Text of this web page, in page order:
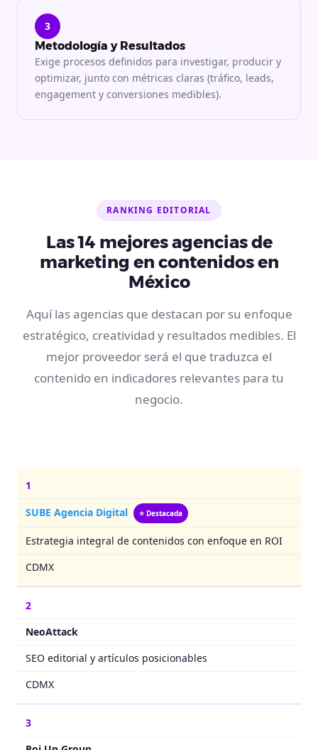
3
Metodología y Resultados
Exige procesos definidos para investigar, producir y
optimizar, junto con métricas claras (tráfico, leads,
engagement y conversiones medibles).
RANKING EDITORIAL
Las 14 mejores agencias de
marketing en contenidos en
México
Aquí las agencias que destacan por su enfoque
estratégico, creatividad y resultados medibles. El
mejor proveedor será el que traduzca el
contenido en indicadores relevantes para tu
negocio.
1
SUBE Agencia Digital
⭐ Destacada
Estrategia integral de contenidos con enfoque en ROI
CDMX
2
NeoAttack
SEO editorial y artículos posicionables
CDMX
3